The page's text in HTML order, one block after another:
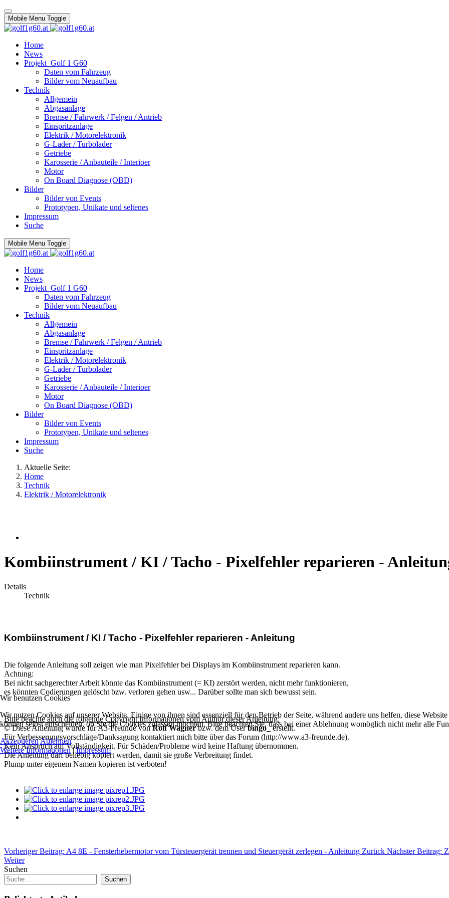
Mobile Menu Toggle
Home
News
Projekt_Golf 1 G60
Daten vom Fahrzeug
Bilder vom Neuaufbau
Technik
Allgemein
Abgasanlage
Bremse / Fahrwerk / Felgen / Antrieb
Einspritzanlage
Elektrik / Motorelektronik
G-Lader / Turbolader
Getriebe
Karosserie / Anbauteile / Interioer
Motor
On Board Diagnose (OBD)
Bilder
Bilder von Events
Prototypen, Unikate und seltenes
Impressum
Suche
Mobile Menu Toggle
Home
News
Projekt_Golf 1 G60
Daten vom Fahrzeug
Bilder vom Neuaufbau
Technik
Allgemein
Abgasanlage
Bremse / Fahrwerk / Felgen / Antrieb
Einspritzanlage
Elektrik / Motorelektronik
G-Lader / Turbolader
Getriebe
Karosserie / Anbauteile / Interioer
Motor
On Board Diagnose (OBD)
Bilder
Bilder von Events
Prototypen, Unikate und seltenes
Impressum
Suche
Aktuelle Seite:
Home
Technik
Elektrik / Motorelektronik
Kombiinstrument / KI / Tacho - Pixelfehler reparieren -
Details
Technik
Kombiinstrument / KI / Tacho - Pixelfehler reparieren - Anleitung
Die folgende Anleitung soll zeigen wie man Pixelfehler bei Displays im Kombiinstrument reparieren kann.
Achtung:
Bei nicht sachgerechter Arbeit könnte das Kombiinstrument (= KI) zerstört werden, nicht mehr funktionieren,
es könnten Codierungen gelöscht bzw. verloren gehen usw... Darüber sollte man sich bewusst sein.
Bitte beachte auch die folgende Copyright Informationen vom Author dieser Anleitung:
© Diese Anleitung wurde für A3-Freunde vonRolf Wagnerbzw. dem Userbingo_erstellt.
Für Verbesserungsvorschläge/Danksagung kontaktiert mich bitte über das Forum (http://www.a3-freunde.de).
Kein Anspruch auf Vollständigkeit. Für Schäden/Probleme wird keine Haftung übernommen.
Die Anleitung darf beliebig kopiert werden, damit sie große Verbreitung findet.
Plump unter eigenem Namen kopieren ist verboten!
Vorheriger Beitrag: A4 8E - Fensterhebermotor vom Türsteuergerät trennen und Steuergerät zerlegen - Anleitung Zurück Nächster Beitrag:
Weiter
Suchen
Suchen
Wir benutzen Cookies
Wir nutzen Cookies auf unserer Website. Einige von ihnen sind essenziell für den Betrieb der Seite, während andere uns helfen, diese
können selbst entscheiden, ob Sie die Cookies zulassen möchten. Bitte beachten Sie, dass bei einer Ablehnung womöglich nicht mehr alle
AkzeptierenAblehnen
Weitere Informationen|Impressum